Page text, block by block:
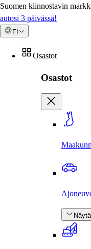
Suomen kiinnostavin
autosi 3 päivässä!
FI
Osastot
Osastot